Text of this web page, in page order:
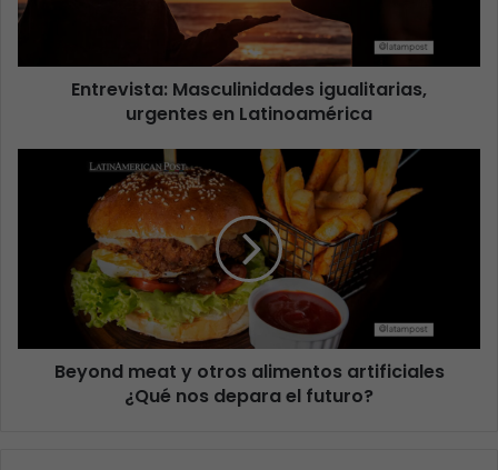
Entrevista: Masculinidades igualitarias,
urgentes en Latinoamérica
Beyond meat y otros alimentos artificiales
¿Qué nos depara el futuro?